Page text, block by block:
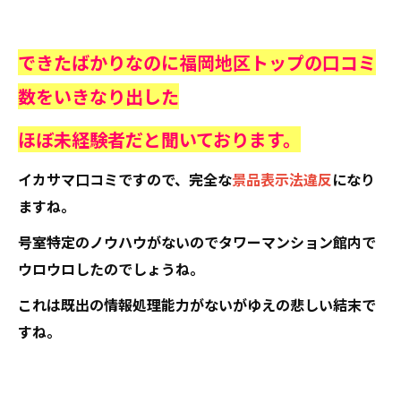
できたばかりなのに福岡地区トップの口コミ
数をいきなり出した
ほぼ未経験者だと聞いております。
イカサマ口コミですので、完全な景品表示法違反になり
ますね。
号室特定のノウハウがないのでタワーマンション館内で
ウロウロしたのでしょうね。
これは既出の情報処理能力がないがゆえの悲しい結末で
すね。